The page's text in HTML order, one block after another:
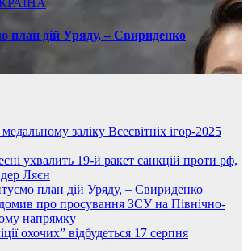
план дій Уряду, – Свириденко
заліку Всесвітніх ігор-2025
ухвалить 19-й ракет санкцій проти рф,
Ляєн
план дій Уряду, – Свириденко
про просування ЗСУ на Північно-
напрямку
охочих” відбудеться 17 серпня